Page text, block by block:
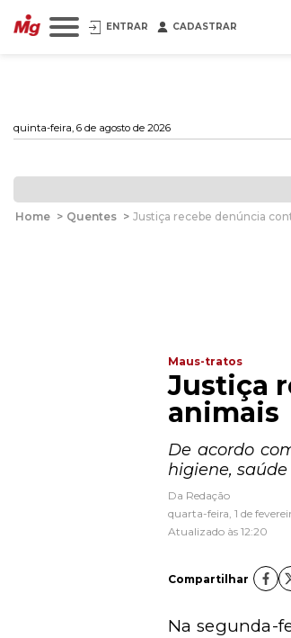
ENTRAR CADASTRAR
quinta-feira, 6 de agosto de 2026
Home > Quentes > Justiça recebe denúncia
Maus-tratos
Justiça
animais
De acordo
higiene,
Da Redação
quarta-feira, 1 de
Atualizado às 12:20
Compartilhar
Na segunda-